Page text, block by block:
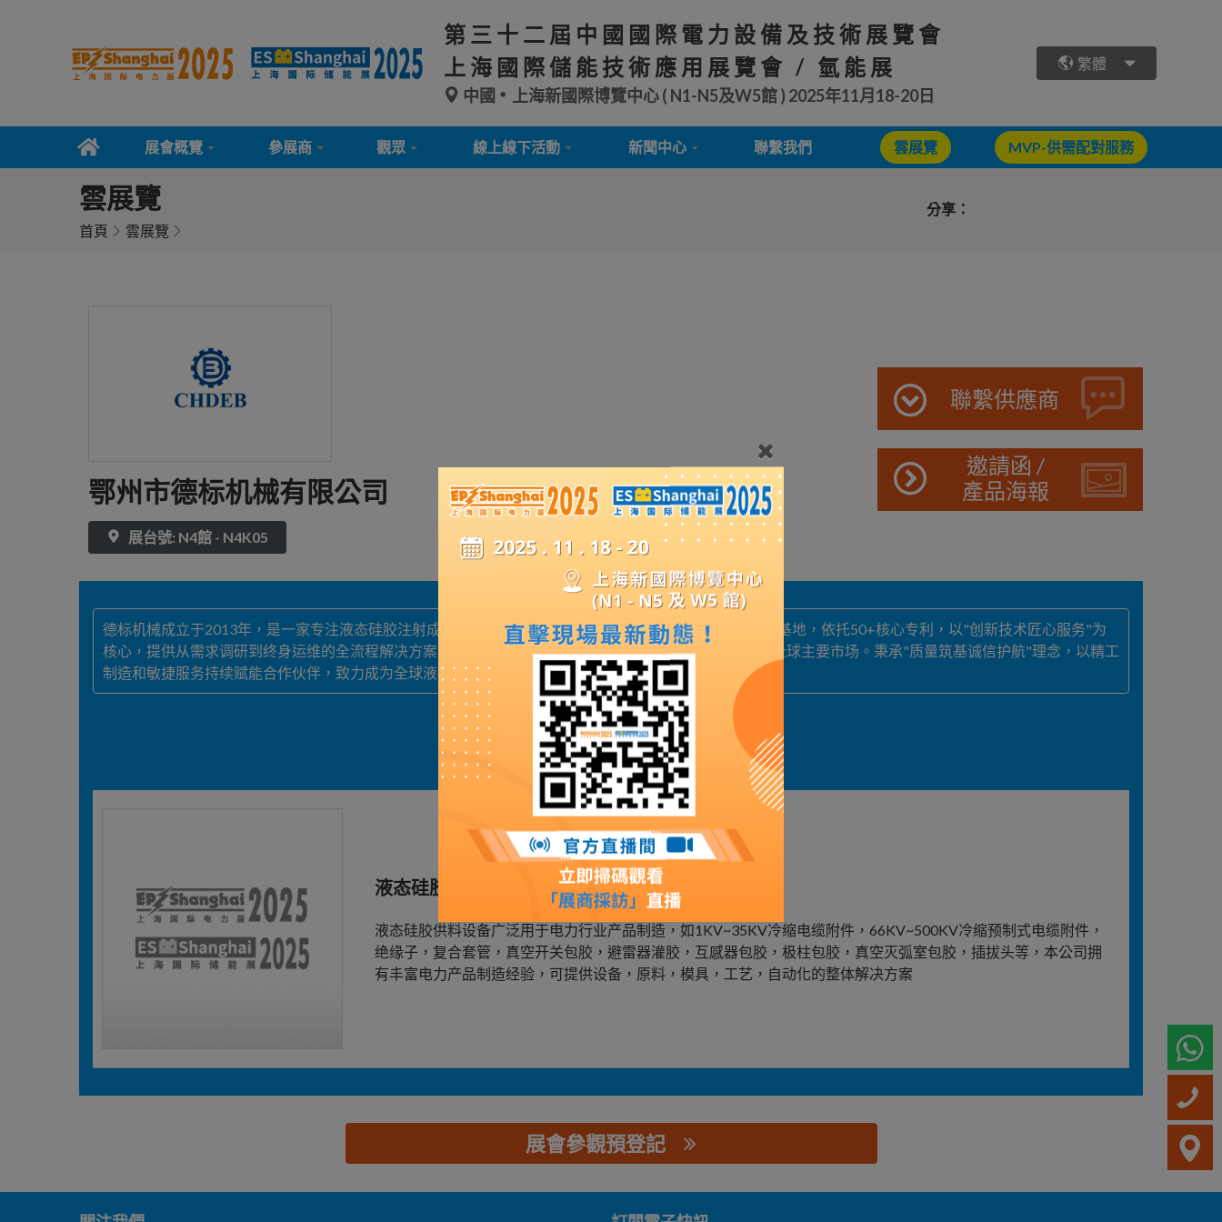
第三十二屆中國國際電力設備及技術展覽會
上海國際儲能技術應用展覽會 / 氫能展
中國 上海新國際博覽中心 ( N1-N5及W5館 ) 2025年11月18-20日
繁體
展會概覽 參展商 觀眾 線上線下活動 新聞中心 聯繫我們 雲展覽 MVP-供需配對服務
雲展覽
首頁 雲展覽
分享：
鄂州市德标机械有限公司
展台號: N4館 - N4K05
聯繫供應商
邀請函 /
產品海報
德标机械成立于2013年，是一家专注液态硅胶注射成型设备的国家高新技术企业。坐拥鄂州30亩标准智造基地，依托50+核心专利，以"创新技术匠心服务"为
核心，提供从需求调研到终身运维的全流程解决方案。产品覆盖电力、医疗、母婴、电子等多领域，行销全球主要市场。秉承"质量筑基诚信护航"理念，以精工
制造和敏捷服务持续赋能合作伙伴，致力成为全球液态硅胶智造标杆。
展品詳情
液态硅胶送料器
液态硅胶供料设备广泛用于电力行业产品制造，如1KV~35KV冷缩电缆附件，66KV~500KV冷缩预制式电缆附件，
绝缘子，复合套管，真空开关包胶，避雷器灌胶，互感器包胶，极柱包胶，真空灭弧室包胶，插拔头等，本公司拥
有丰富电力产品制造经验，可提供设备，原料，模具，工艺，自动化的整体解决方案
展會參觀預登記